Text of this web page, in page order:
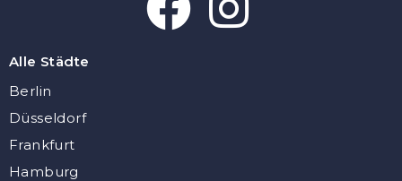
Alle Städte
Berlin
Düsseldorf
Frankfurt
Hamburg